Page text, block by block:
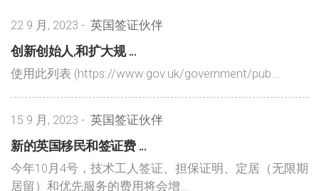
22 9 月, 2023 - 英国签证伙伴
创新创始人,和扩大规 ...
使用此列表 (https://www.gov.uk/government/pub…
15 9 月, 2023 - 英国签证伙伴
新的英国移民和签证费 ...
今年10月4号，技术工人签证、担保证明、定居（无限期
居留）和优先服务的费用将会增…